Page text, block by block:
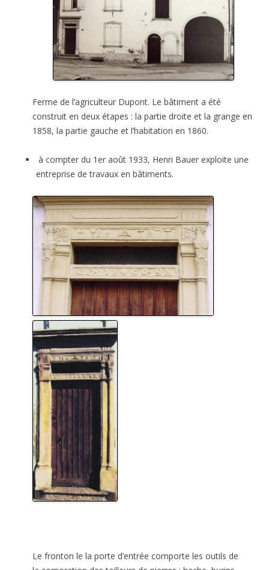
Ferme de l’agriculteur Dupont. Le bâtiment a été
construit en deux étapes : la partie droite et la grange en
1858, la partie gauche et l’habitation en 1860.
à compter du 1er août 1933, Henri Bauer exploite une
entreprise de travaux en bâtiments.
Le fronton le la porte d’entrée comporte les outils de